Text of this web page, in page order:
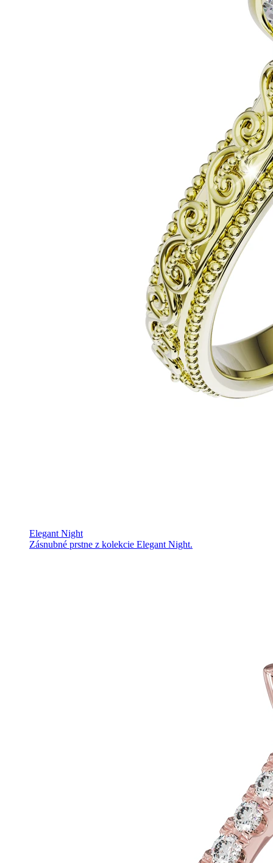
Elegant Night
Zásnubné prstne z kolekcie Elegant Night.